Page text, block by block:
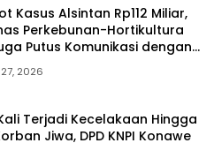
Kasus Alsintan Rp112 Miliar,
Perkebunan-Hortikultura
Putus Komunikasi dengan
2026
Terjadi Kecelakaan Hingga
Jiwa, DPD KNPI Konawe